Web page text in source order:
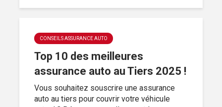
CONSEILS ASSURANCE AUTO
Top 10 des meilleures
assurance auto au Tiers 2025 !
Vous souhaitez souscrire une assurance
auto au tiers pour couvrir votre véhicule